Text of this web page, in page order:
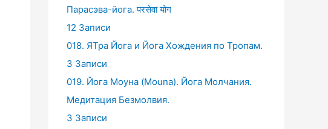
Парасэва-йога. परसेवा योग
12 Записи
018. ЯТра Йога и Йога Хождения по Тропам.
3 Записи
019. Йога Моуна (Mouna). Йога Молчания.
Медитация Безмолвия.
3 Записи